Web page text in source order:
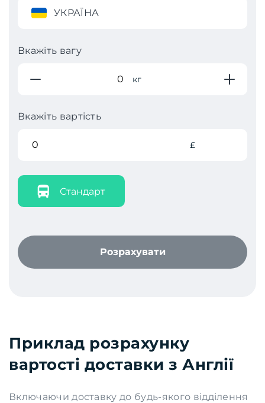
УКРАЇНА
Вкажіть вагу
кг
Вкажіть вартість
£
Стандарт
Розрахувати
Приклад розрахунку
вартості доставки з Англії
Включаючи доставку до будь-якого відділення